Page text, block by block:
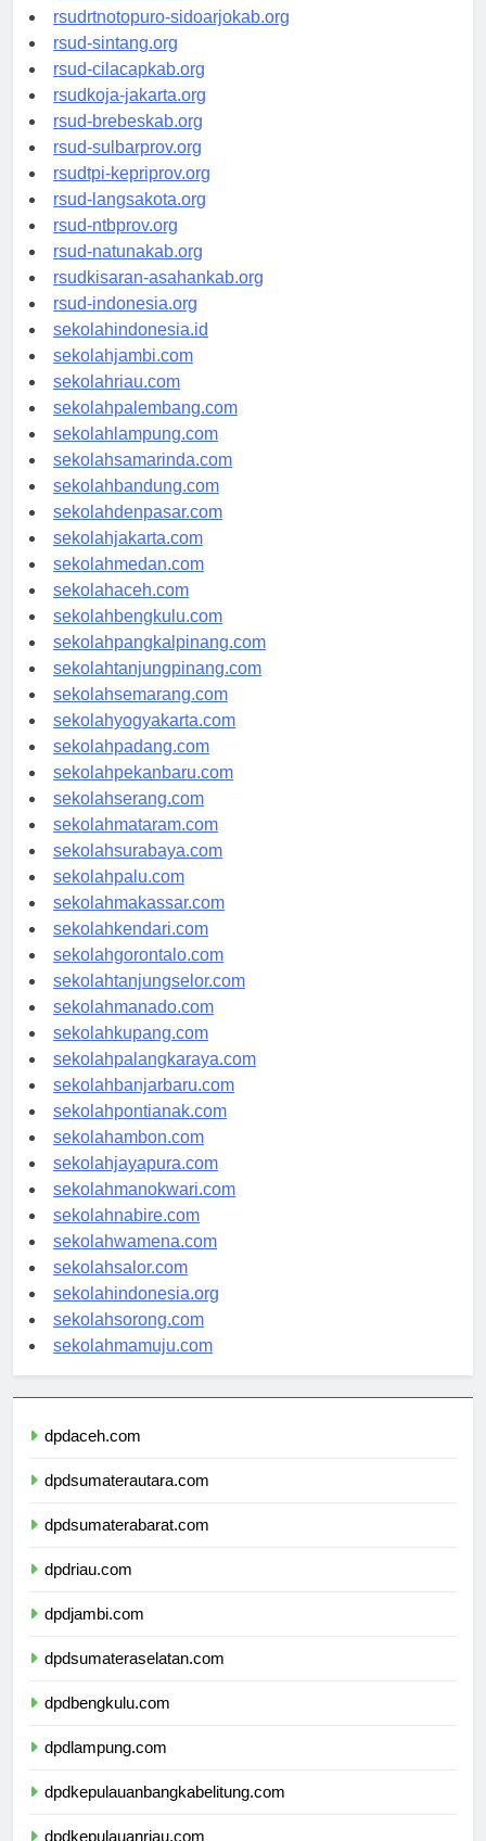
rsudksa-depok.org
rsudrtnotopuro-sidoarjokab.org
rsud-sintang.org
rsud-cilacapkab.org
rsudkoja-jakarta.org
rsud-brebeskab.org
rsud-sulbarprov.org
rsudtpi-kepriprov.org
rsud-langsakota.org
rsud-ntbprov.org
rsud-natunakab.org
rsudkisaran-asahankab.org
rsud-indonesia.org
sekolahindonesia.id
sekolahjambi.com
sekolahriau.com
sekolahpalembang.com
sekolahlampung.com
sekolahsamarinda.com
sekolahbandung.com
sekolahdenpasar.com
sekolahjakarta.com
sekolahmedan.com
sekolahaceh.com
sekolahbengkulu.com
sekolahpangkalpinang.com
sekolahtanjungpinang.com
sekolahsemarang.com
sekolahyogyakarta.com
sekolahpadang.com
sekolahpekanbaru.com
sekolahserang.com
sekolahmataram.com
sekolahsurabaya.com
sekolahpalu.com
sekolahmakassar.com
sekolahkendari.com
sekolahgorontalo.com
sekolahtanjungselor.com
sekolahmanado.com
sekolahkupang.com
sekolahpalangkaraya.com
sekolahbanjarbaru.com
sekolahpontianak.com
sekolahambon.com
sekolahjayapura.com
sekolahmanokwari.com
sekolahnabire.com
sekolahwamena.com
sekolahsalor.com
sekolahindonesia.org
sekolahsorong.com